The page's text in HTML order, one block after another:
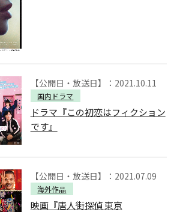
【公開日・放送日】：2021.10.11
国内ドラマ
ドラマ『この初恋はフィクション
です』
【公開日・放送日】：2021.07.09
海外作品
映画『唐人街探偵 東京